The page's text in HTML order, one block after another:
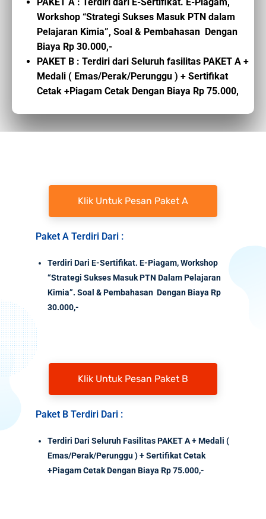
Workshop “Strategi Sukses Masuk PTN dalam
Pelajaran Kimia”, Soal & Pembahasan Dengan
Biaya Rp 30.000,-
PAKET B : Terdiri dari Seluruh fasilitas PAKET A +
Medali ( Emas/Perak/Perunggu ) + Sertifikat
Cetak +Piagam Cetak Dengan Biaya Rp 75.000,
Klik Untuk Pesan Paket A
Paket A Terdiri Dari :
Terdiri Dari E-Sertifikat. E-Piagam, Workshop
“Strategi Sukses Masuk PTN Dalam Pelajaran
Kimia”. Soal & Pembahasan Dengan Biaya Rp
30.000,-
Klik Untuk Pesan Paket B
Paket B Terdiri Dari :
Terdiri Dari Seluruh Fasilitas PAKET A + Medali (
Emas/Perak/Perunggu ) + Sertifikat Cetak
+Piagam Cetak Dengan Biaya Rp 75.000,-